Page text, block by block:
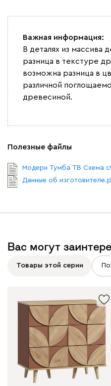
Важная информация:
В деталях из массива
разница в текстуре
возможна разница в
различной
древесиной.
Полезные файлы
Модерн Тумба ТВ Схема
Данные об
Вас могут
Товары этой серии